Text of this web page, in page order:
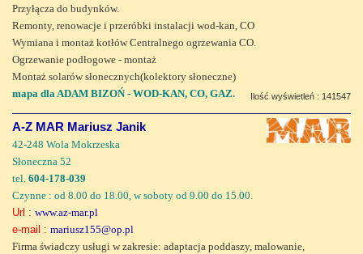
Przyłącza do budynków.
Remonty, renowacje i przeróbki instalacji wod-kan, CO
Wymiana i montaż kotłów Centralnego ogrzewania CO.
Ogrzewanie podłogowe - montaż
Montaż solarów słonecznych(kolektory słoneczne)
mapa dla ADAM BIZOŃ - WOD-KAN, CO, GAZ.
Ilość wyświetleń : 141547
A-Z MAR Mariusz Janik
42-248 Wola Mokrzeska
Słoneczna 52
tel. 604-178-039
Czynne : od 8.00 do 18.00, w soboty od 9.00 do 15.00.
Url : www.az-mar.pl
e-mail : mariusz155@op.pl
Firma świadczy usługi w zakresie: adaptacja poddaszy, malowanie,